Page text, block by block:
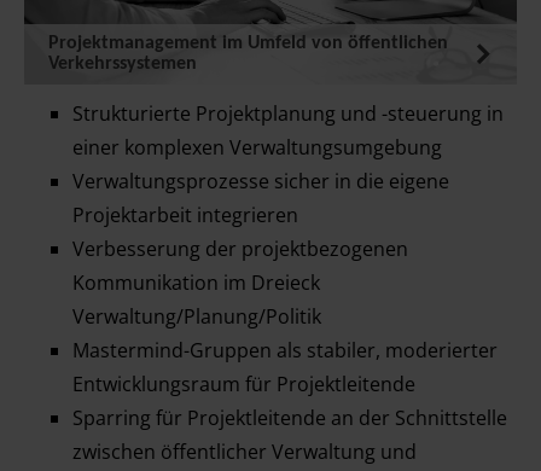
Projektmanagement im Umfeld von öffentlichen
Verkehrssystemen
Strukturierte Projektplanung und -steuerung in
einer komplexen Verwaltungsumgebung
Verwaltungsprozesse sicher in die eigene
Projektarbeit integrieren
Verbesserung der projektbezogenen
Kommunikation im Dreieck
Verwaltung/Planung/Politik
Mastermind-Gruppen als stabiler, moderierter
Entwicklungsraum für Projektleitende
Sparring für Projektleitende an der Schnittstelle
zwischen öffentlicher Verwaltung und